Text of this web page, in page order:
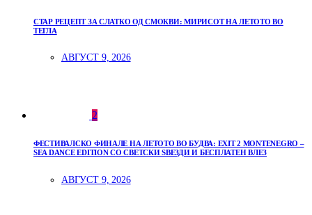
СТАР РЕЦЕПТ ЗА СЛАТКО ОД СМОКВИ: МИРИСОТ НА ЛЕТОТО ВО
ТЕГЛА
АВГУСТ 9, 2026
2
ФЕСТИВАЛСКО ФИНАЛЕ НА ЛЕТОТО ВО БУДВА: EXIT 2 MONTENEGRO –
SEA DANCE EDITION СО СВЕТСКИ ЅВЕЗДИ И БЕСПЛАТЕН ВЛЕЗ
АВГУСТ 9, 2026